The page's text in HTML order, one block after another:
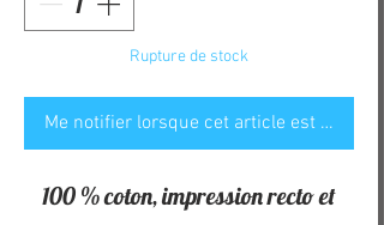
Rupture de stock
Me notifier lorsque cet article est
100 % coton, impression recto et